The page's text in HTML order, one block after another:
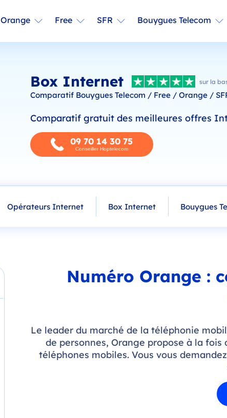
Orange Free SFR Bouygues Telecom
Box Internet sur la
Comparatif Bouygues Telecom / Free / Orange /
Comparatif gratuit des meilleures offres
09 70 14 30 75
Conseiller Hoptelecom
Opérateurs Internet Box Internet Bouygues
Numéro Orange :
Le leader du marché de la téléphonie
de personnes, Orange propose à la
téléphones mobiles. Vous vous